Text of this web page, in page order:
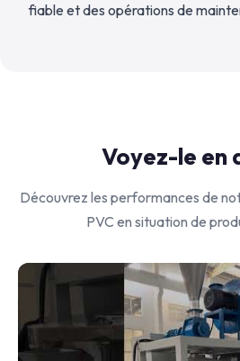
fiable et des opérations de
Voyez-le en
Découvrez les performances de
PVC en situation de